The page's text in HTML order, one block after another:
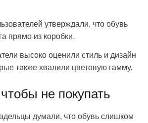
утверждали, что обувь
прямо из коробки.
высоко оценили стиль и дизайн
также хвалили цветовую гамму.
не покупать
думали, что обувь слишком